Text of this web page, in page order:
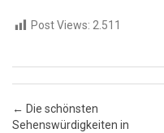
Post Views: 2.511
Post navigation
← Die schönsten
Sehenswürdigkeiten in